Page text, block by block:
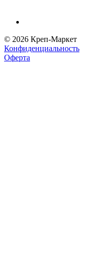
© 2026 Креп-Маркет
Конфиденциальность
Оферта